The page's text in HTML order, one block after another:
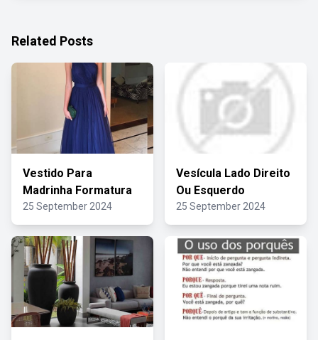
Related Posts
Vestido Para
Madrinha Formatura
25 September 2024
Vesícula Lado Direito
Ou Esquerdo
25 September 2024